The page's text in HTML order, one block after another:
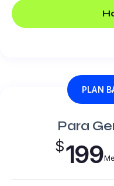
PLAN
Para
$199